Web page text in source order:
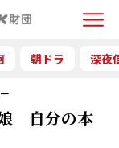
Menu
朝ドラ 深夜
自分の本